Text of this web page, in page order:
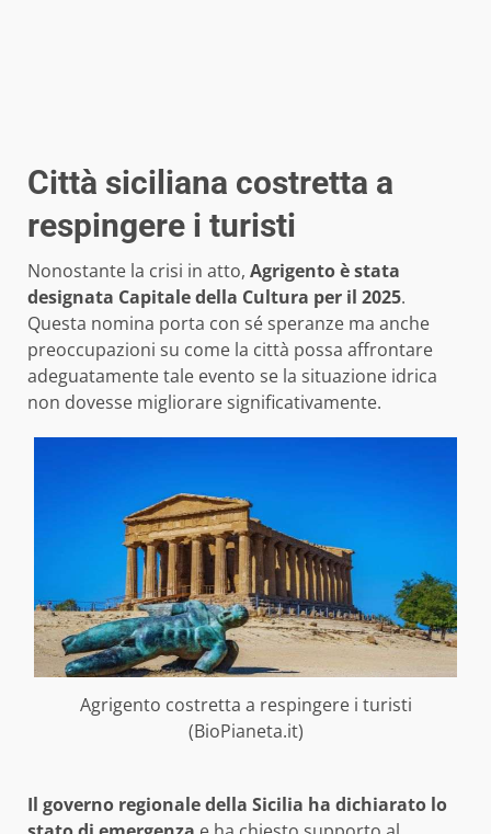
Città siciliana costretta a
respingere i turisti
Nonostante la crisi in atto, Agrigento è stata
designata Capitale della Cultura per il 2025.
Questa nomina porta con sé speranze ma anche
preoccupazioni su come la città possa affrontare
adeguatamente tale evento se la situazione idrica
non dovesse migliorare significativamente.
Agrigento costretta a respingere i turisti
(BioPianeta.it)
Il governo regionale della Sicilia ha dichiarato lo